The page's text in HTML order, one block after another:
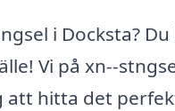
i Docksta?
Vi på xn--
att hitta det